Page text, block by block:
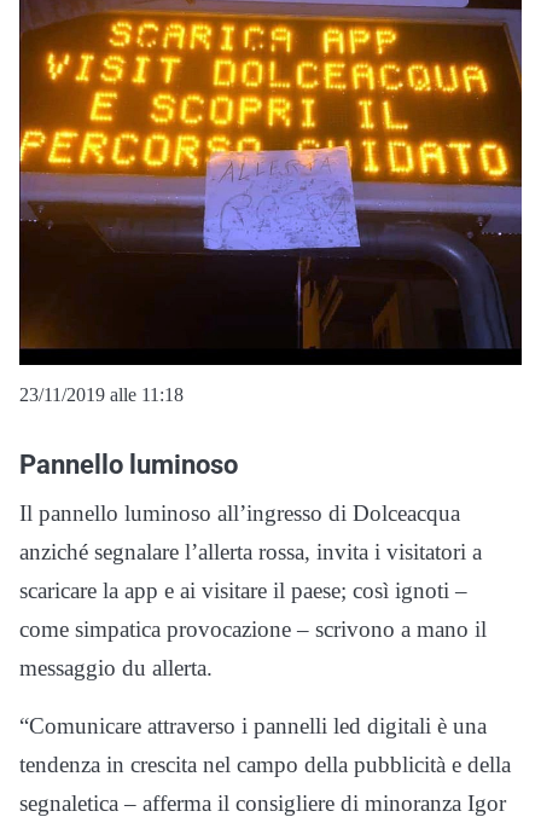
23/11/2019 alle 11:18
Pannello luminoso
Il pannello luminoso all’ingresso di Dolceacqua
anziché segnalare l’allerta rossa, invita i visitatori a
scaricare la app e ai visitare il paese; così ignoti –
come simpatica provocazione – scrivono a mano il
messaggio du allerta.
“Comunicare attraverso i pannelli led digitali è una
tendenza in crescita nel campo della pubblicità e della
segnaletica – afferma il consigliere di minoranza Igor